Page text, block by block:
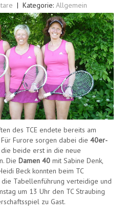
| Kategorie: Allgemein
des TCE endete bereits am
Furore sorgen dabei die 40er-
die beide erst in die neue
Die Damen 40 mit Sabine Denk,
Beck konnten beim TC
Tabellenführung verteidige und
um 13 Uhr den TC Straubing
zu Gast.